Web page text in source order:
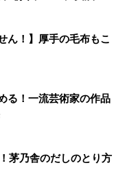
ん！】厚手の毛布もこ
る！一流芸術家の作品
茅乃舎のだしのとり方